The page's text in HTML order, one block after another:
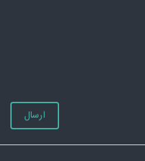
ارسال